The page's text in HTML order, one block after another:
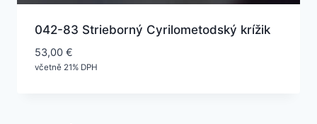
042-83 Strieborný Cyrilometodský krížik
53,00 €
včetně 21% DPH